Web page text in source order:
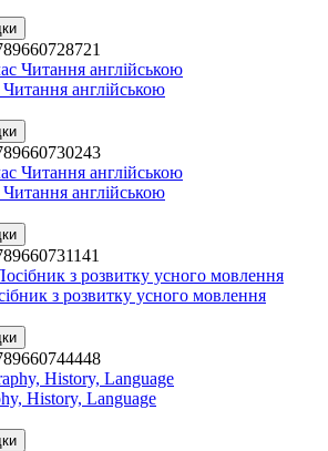
англійською
англійською
з розвитку усного мовлення
History, Language